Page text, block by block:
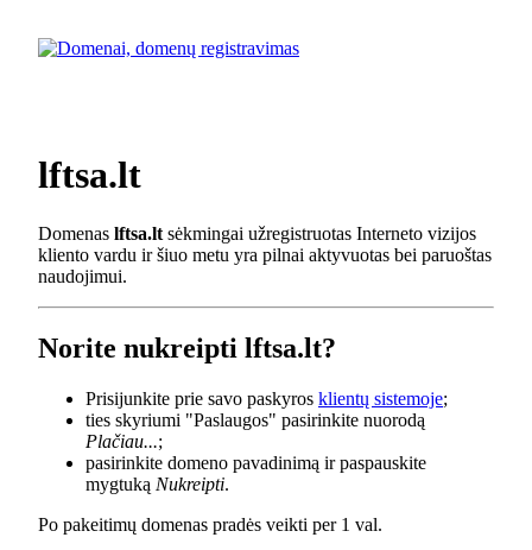
lftsa.lt
Domenas lftsa.lt sėkmingai užregistruotas Interneto vizijos
kliento vardu ir šiuo metu yra pilnai aktyvuotas bei paruoštas
naudojimui.
Norite nukreipti lftsa.lt?
Prisijunkite prie savo paskyros klientų sistemoje;
ties skyriumi "Paslaugos" pasirinkite nuorodą
Plačiau...;
pasirinkite domeno pavadinimą ir paspauskite
mygtuką Nukreipti.
Po pakeitimų domenas pradės veikti per 1 val.